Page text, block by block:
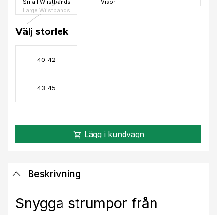
Small Wristbands Visor
Large Wristbands
Välj storlek
40-42
43-45
shopping_cart Lägg i kundvagn
Beskrivning
Snygga strumpor från